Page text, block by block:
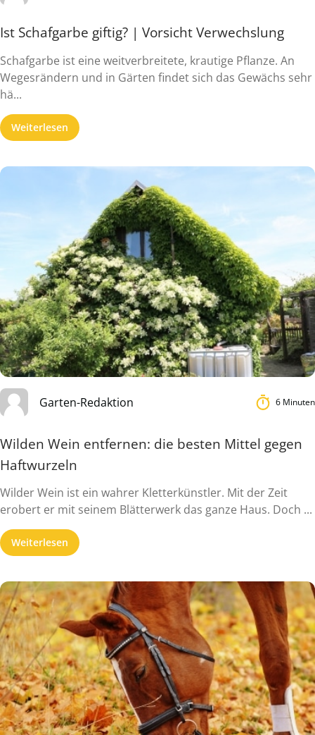
Ist Schafgarbe giftig? | Vorsicht Verwechslung
Schafgarbe ist eine weitverbreitete, krautige Pflanze. An
Wegesrändern und in Gärten findet sich das Gewächs sehr
hä...
Weiterlesen
Garten-Redaktion 6 Minuten
Wilden Wein entfernen: die besten Mittel gegen
Haftwurzeln
Wilder Wein ist ein wahrer Kletterkünstler. Mit der Zeit
erobert er mit seinem Blätterwerk das ganze Haus. Doch ...
Weiterlesen